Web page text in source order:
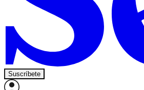
Suscríbete